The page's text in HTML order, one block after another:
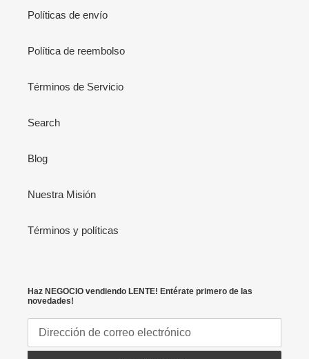
Políticas de envío
Política de reembolso
Términos de Servicio
Search
Blog
Nuestra Misión
Términos y políticas
Haz NEGOCIO vendiendo LENTE! Entérate primero de las
novedades!